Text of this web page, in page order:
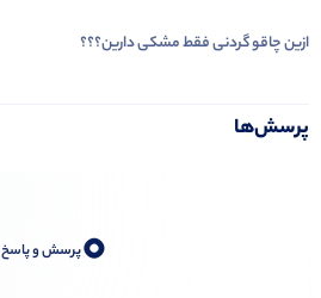
ازین چاقو گردنی فقط مشکی دارین؟؟؟
پرسش‌ها
0پرسش و پاسخ